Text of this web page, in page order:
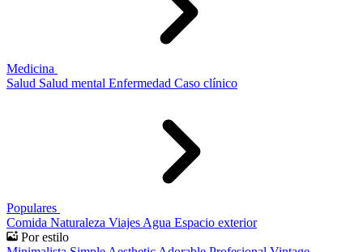
Medicina
Salud Salud mental Enfermedad Caso clínico
Populares
Comida Naturaleza Viajes Agua Espacio exterior
Por estilo